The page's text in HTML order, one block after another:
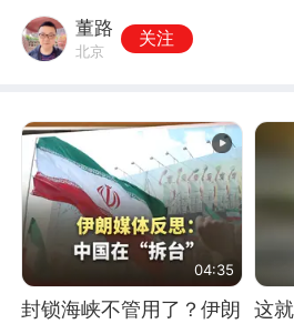
董路
北京
关注
04:35
封锁海峡不管用了？伊朗
这